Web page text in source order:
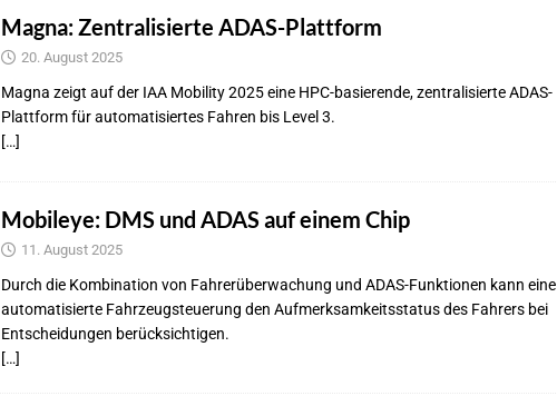
Magna: Zentralisierte ADAS-Plattform
20. August 2025
Magna zeigt auf der IAA Mobility 2025 eine HPC-basierende, zentralisierte ADAS-
Plattform für automatisiertes Fahren bis Level 3.
[…]
Mobileye: DMS und ADAS auf einem Chip
11. August 2025
Durch die Kombination von Fahrerüberwachung und ADAS-Funktionen kann eine
automatisierte Fahrzeugsteuerung den Aufmerksamkeitsstatus des Fahrers bei
Entscheidungen berücksichtigen.
[…]